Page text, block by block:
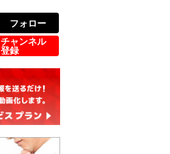
フォロー
チャンネル
登録